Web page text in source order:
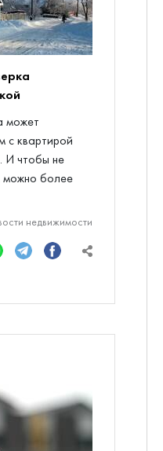
может
с квартирой
И чтобы не
можно более
недвижимости